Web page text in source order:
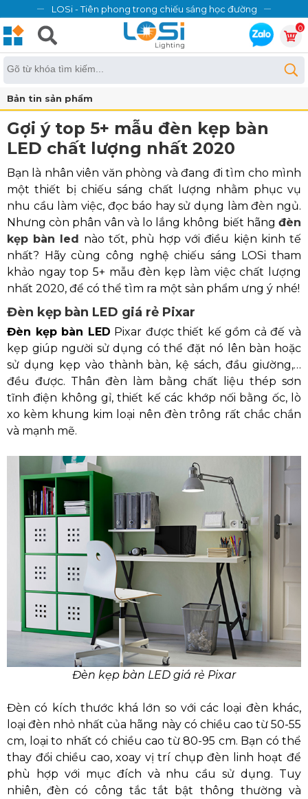
LOSi - Tiên phong trong chiếu sáng học đường
0
Bản tin sản phẩm
Gợi ý top 5+ mẫu đèn kẹp bàn
LED chất lượng nhất 2020
Bạn là nhân viên văn phòng và đang đi tìm cho mình
một thiết bị chiếu sáng chất lượng nhằm phục vụ
nhu cầu làm việc, đọc báo hay sử dụng làm đèn ngủ.
Nhưng còn phân vân và lo lắng không biết hãng đèn
kẹp bàn led nào tốt, phù hợp với điều kiện kinh tế
nhất? Hãy cùng công nghệ chiếu sáng LOSi tham
khảo ngay top 5+ mẫu đèn kẹp làm việc chất lượng
nhất 2020, để có thể tìm ra một sản phẩm ưng ý nhé!
Đèn kẹp bàn LED giá rẻ Pixar
Đèn kẹp bàn LED Pixar được thiết kế gồm cả đế và
kẹp giúp người sử dụng có thể đặt nó lên bàn hoặc
sử dụng kẹp vào thành bàn, kệ sách, đầu giường,…
đều được. Thân đèn làm bằng chất liệu thép sơn
tĩnh điện không gỉ, thiết kế các khớp nối bằng ốc, lò
xo kèm khung kim loại nên đèn trông rất chắc chắn
và mạnh mẽ.
Đèn kẹp bàn LED giá rẻ Pixar
Đèn có kích thước khá lớn so với các loại đèn khác,
loại đèn nhỏ nhất của hãng này có chiều cao từ 50-55
cm, loại to nhất có chiều cao từ 80-95 cm. Bạn có thể
thay đổi chiều cao, xoay vị trí chụp đèn linh hoạt để
phù hợp với mục đích và nhu cầu sử dụng. Tuy
nhiên, đèn có công tắc tắt bật thông thường và